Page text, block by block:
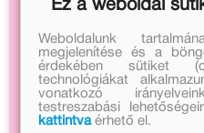
Ez a weboldal
Weboldalunk
megjelenítése és a
érdekében sütiket
technológiákat
vonatkozó
testreszabási
kattintvaérhető el.